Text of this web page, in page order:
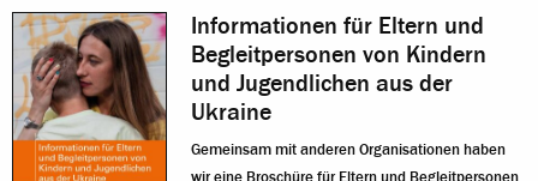
Informationen für Eltern und
Begleitpersonen von Kindern
und Jugendlichen aus der
Ukraine
Gemeinsam mit anderen Organisationen haben